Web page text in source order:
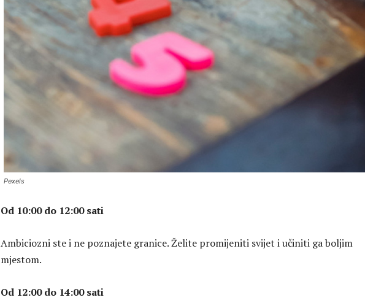
Pexels
Od 10:00 do 12:00 sati
Ambiciozni ste i ne poznajete granice. Želite promijeniti svijet i učiniti ga boljim
mjestom.
Od 12:00 do 14:00 sati